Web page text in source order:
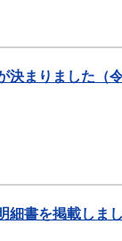
まりました（
書を掲載しま